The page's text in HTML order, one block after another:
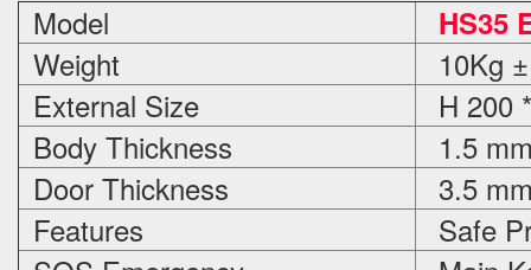
Model HS35
Weight
10Kg
External Size
H 200
Body Thickness
1.5
Door Thickness
3.5
Features
Safe